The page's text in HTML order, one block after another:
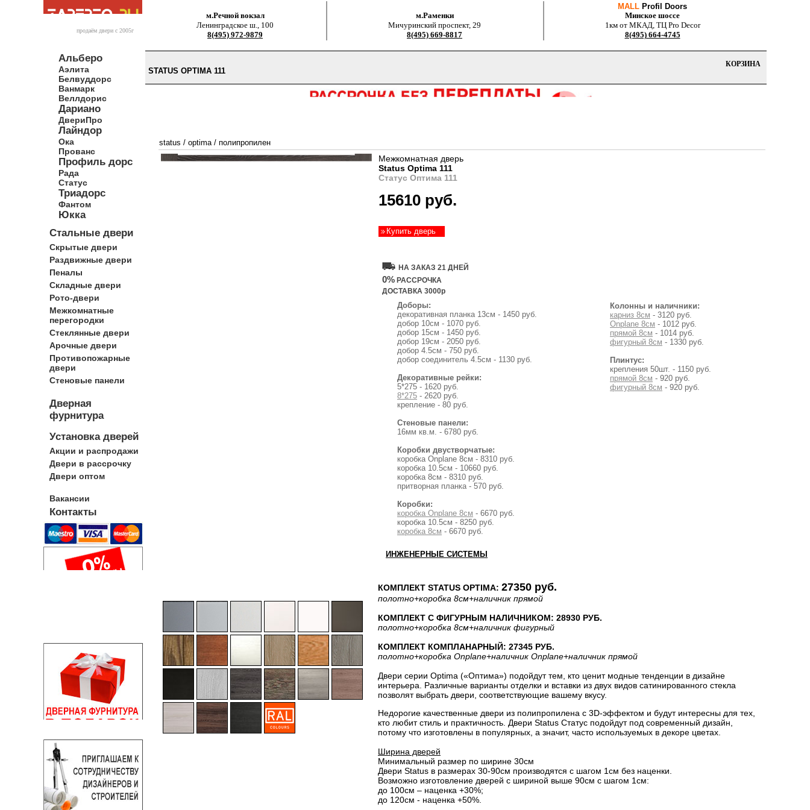
продаём двери c 2005г
Альберо
Аэлита
Белвуддорс
Ванмарк
Веллдорис
Дариано
ДвериПро
Лайндор
Ока
Прованс
Профиль дорс
Рада
Статус
Триадорс
Фантом
Юкка
Стальные двери
Скрытые двери
Раздвижные двери
Пеналы
Складные двери
Рото-двери
Межкомнатные
перегородки
Стеклянные двери
Арочные двери
Противопожарные
двери
Стеновые панели
Дверная
фурнитура
Установка дверей
Акции и распродажи
Двери в рассрочку
Двери оптом
Вакансии
Контакты
м.Речной вокзал
Ленинградское ш., 100
8(495) 972-9879
м.Раменки
Мичуринский проспект, 29
8(495) 669-8817
MALL Profil Doors
Минское шоссе
1км от МКАД, ТЦ Pro Decor
8(495) 664-4745
КОРЗИНА
STATUS OPTIMA 111
status / optima/ полипропилен
Межкомнатная дверь
Status Optima 111
Статус Оптима 111
15610 руб.
Купить дверь
НА ЗАКАЗ 21 ДНЕЙ
0% РАССРОЧКА
ДОСТАВКА 3000р
Доборы:
декоративная планка 13см - 1450 руб.
добор 10см - 1070 руб.
добор 15см - 1450 руб.
добор 19см - 2050 руб.
добор 4.5см - 750 руб.
добор соединитель 4.5см - 1130 руб.
Декоративные рейки:
5*275 - 1620 руб.
8*275 - 2620 руб.
крепление - 80 руб.
Стеновые панели:
16мм кв.м. - 6780 руб.
Коробки двустворчатые:
коробка Onplane 8см - 8310 руб.
коробка 10.5см - 10660 руб.
коробка 8см - 8310 руб.
притворная планка - 570 руб.
Коробки:
коробка Onplane 8см - 6670 руб.
коробка 10.5см - 8250 руб.
коробка 8см - 6670 руб.
Колонны и наличники:
карниз 8см - 3120 руб.
Onplane 8см - 1012 руб.
прямой 8см - 1014 руб.
фигурный 8см - 1330 руб.
Плинтус:
крепления 50шт. - 1150 руб.
прямой 8см - 920 руб.
фигурный 8см - 920 руб.
ИНЖЕНЕРНЫЕ СИСТЕМЫ
КОМПЛЕКТ STATUS OPTIMA: 27350 руб.
полотно+коробка 8см+наличник прямой
КОМПЛЕКТ С ФИГУРНЫМ НАЛИЧНИКОМ: 28930 РУБ.
полотно+коробка 8см+наличник фигурный
КОМПЛЕКТ КОМПЛАНАРНЫЙ: 27345 РУБ.
полотно+коробка Onplane+наличник Onplane+наличник прямой
Двери серии Optima («Оптима») подойдут тем, кто ценит модные тенденции в дизайне
интерьера. Различные варианты отделки и вставки из двух видов сатинированного стекла
позволят выбрать двери, соответствующие вашему вкусу.
Недорогие качественные двери из полипропилена с 3D-эффектом и будут интересны для тех,
кто любит стиль и практичность. Двери Status Статус подойдут под современный дизайн,
потому что изготовлены в популярных, а значит, часто используемых в декоре цветах.
Ширина дверей
Минимальный размер по ширине 30см
Двери Status в размерах 30-90см производятся с шагом 1см без наценки.
Возможно изготовление дверей с шириной выше 90см с шагом 1см:
до 100см – наценка +30%;
до 120см - наценка +50%.